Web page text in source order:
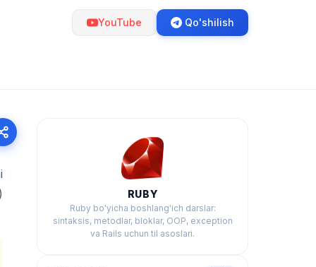
YouTube Qo'shilish
RUBY
Ruby bo'yicha boshlang'ich darslar:
sintaksis, metodlar, bloklar, OOP, exception
va Rails uchun til asoslari.